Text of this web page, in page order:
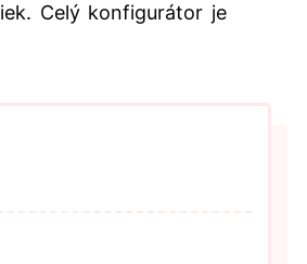
Celý konfigurátor je